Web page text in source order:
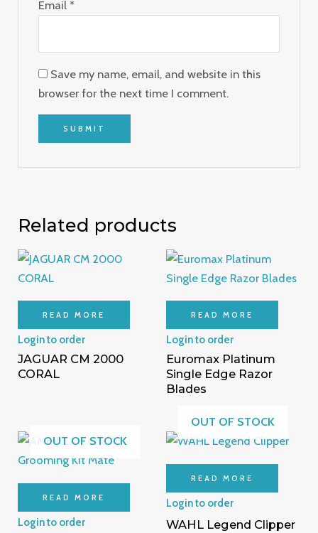
Email *
Save my name, email, and website in this
browser for the next time I comment.
Related products
READ MORE
Login to order
JAGUAR CM 2000
CORAL
READ MORE
Login to order
Euromax Platinum
Single Edge Razor
Blades
OUT OF STOCK
READ MORE
Login to order
OUT OF STOCK
READ MORE
Login to order
WAHL Legend Clipper